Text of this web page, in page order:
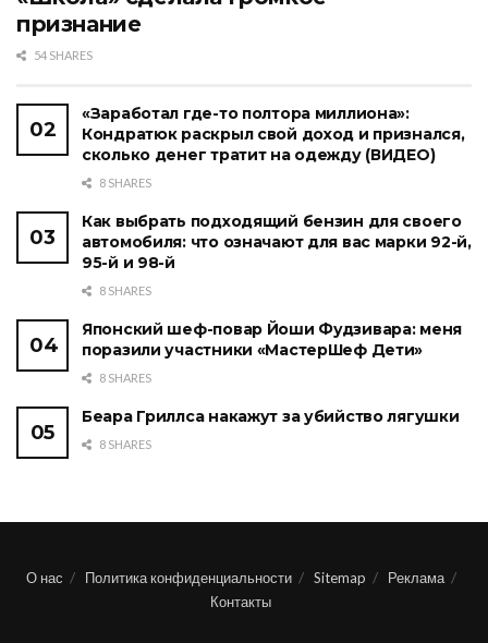
признание
54 SHARES
«Заработал где-то полтора миллиона»:
Кондратюк раскрыл свой доход и признался,
сколько денег тратит на одежду (ВИДЕО)
8 SHARES
Как выбрать подходящий бензин для своего
автомобиля: что означают для вас марки 92-й,
95-й и 98-й
8 SHARES
Японский шеф-повар Йоши Фудзивара: меня
поразили участники «МастерШеф Дети»
8 SHARES
Беара Гриллса накажут за убийство лягушки
8 SHARES
О нас Политика конфиденциальности Sitemap
Реклама
Контакты